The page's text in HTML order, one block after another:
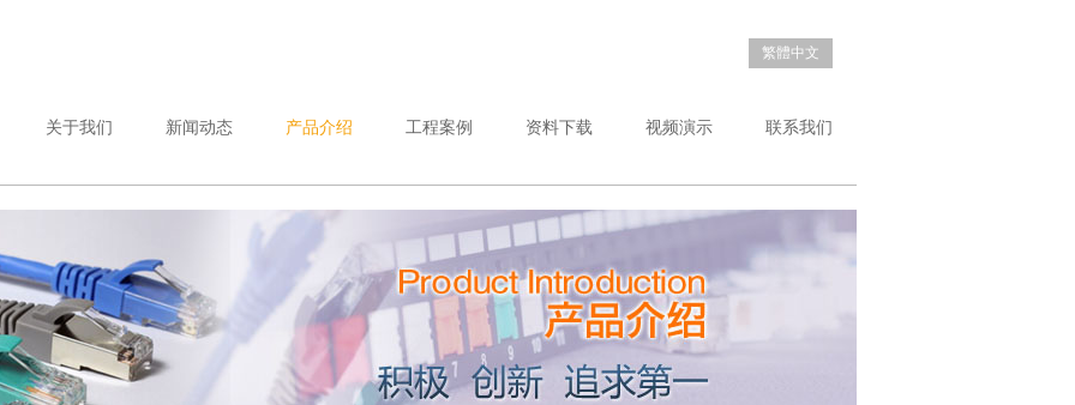
繁體中文
关于我们 新闻动态 产品介绍 工程案例 资料下载 视频演示 联系我们